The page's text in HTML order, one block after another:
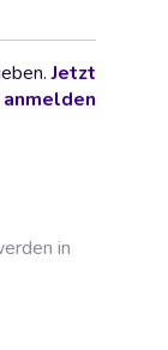
Jetzt
anmelden
in